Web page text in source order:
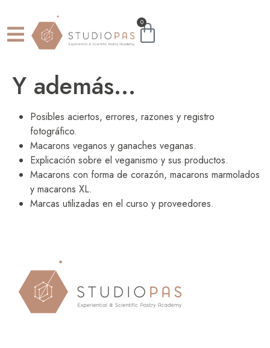
0
Y además…
Posibles aciertos, errores, razones y registro
fotográfico.
Macarons veganos y ganaches veganas.
Explicación sobre el veganismo y sus productos.
Macarons con forma de corazón, macarons marmolados
y macarons XL.
Marcas utilizadas en el curso y proveedores.